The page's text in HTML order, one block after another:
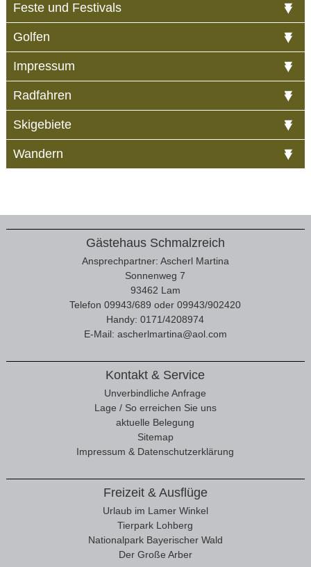
Feste und Festivals
Golfen
Impressum
Radfahren
Skigebiete
Wandern
Gästehaus Schmalzreich
Ansprechpartner: Ascherl Martina
Sonnenweg 7
93462 Lam
Telefon 09943/689 oder 09943/902420
Handy: 0171/4208974
E-Mail: ascherlmartina@aol.com
Kontakt & Service
Unverbindliche Anfrage
Lage / So erreichen Sie uns
aktuelle Belegung
Sitemap
Impressum & Datenschutzerklärung
Freizeit & Ausflüge
Urlaub im Lamer Winkel
Tierpark Lohberg
Nationalpark Bayerischer Wald
Der Große Arber